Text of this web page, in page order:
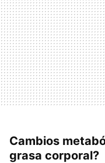
Cambios
grasa corporal?